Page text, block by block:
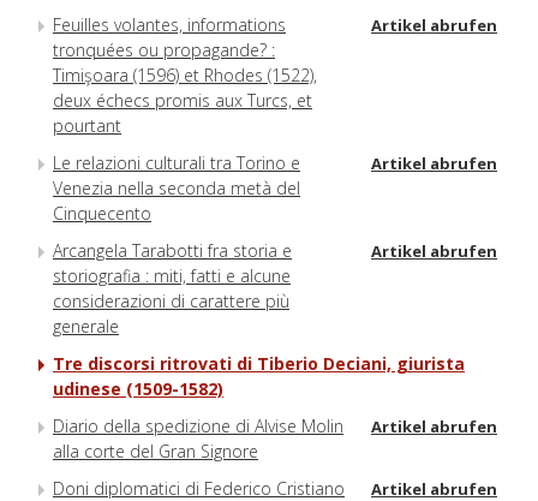
Feuilles volantes, informations
tronquées ou propagande? :
Timişoara (1596) et Rhodes (1522),
deux échecs promis aux Turcs, et
pourtant
Artikel abrufen
Le relazioni culturali tra Torino e
Venezia nella seconda metà del
Cinquecento
Artikel abrufen
Arcangela Tarabotti fra storia e
storiografia : miti, fatti e alcune
considerazioni di carattere più
generale
Artikel abrufen
Tre discorsi ritrovati di Tiberio Deciani, giurista
udinese (1509-1582)
Diario della spedizione di Alvise Molin
alla corte del Gran Signore
Artikel abrufen
Doni diplomatici di Federico Cristiano
Artikel abrufen